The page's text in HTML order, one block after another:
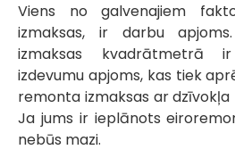
Viens no galvenajiem
izmaksas, ir darbu
izmaksas kvadrātmetrā
izdevumu apjoms, kas tiek
remonta izmaksas ar
Ja jums ir ieplānots
nebūs mazi.